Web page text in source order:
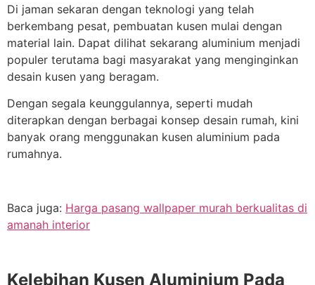
Di jaman sekaran dengan teknologi yang telah
berkembang pesat, pembuatan kusen mulai dengan
material lain. Dapat dilihat sekarang aluminium menjadi
populer terutama bagi masyarakat yang menginginkan
desain kusen yang beragam.
Dengan segala keunggulannya, seperti mudah
diterapkan dengan berbagai konsep desain rumah, kini
banyak orang menggunakan kusen aluminium pada
rumahnya.
Baca juga: Harga pasang wallpaper murah berkualitas di
amanah interior
Kelebihan Kusen Aluminium Pada